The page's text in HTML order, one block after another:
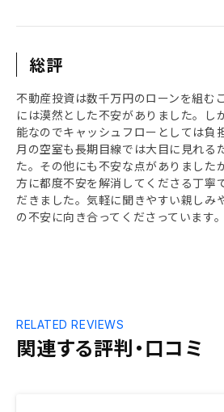
総評
不動産投資は数千万円のローンを組む
には漠然とした不安がありました。し
能なのでキャッシュフローとしては負
月の空室も長期目線では大目に見れる
た。その他にも不安な点がありました
方に都度不安を解消してくださる丁寧
だきました。気軽に聞きやすい親しみ
の不安に向き合ってくださっています。
関連する評判・口コミ
RELATED REVIEWS